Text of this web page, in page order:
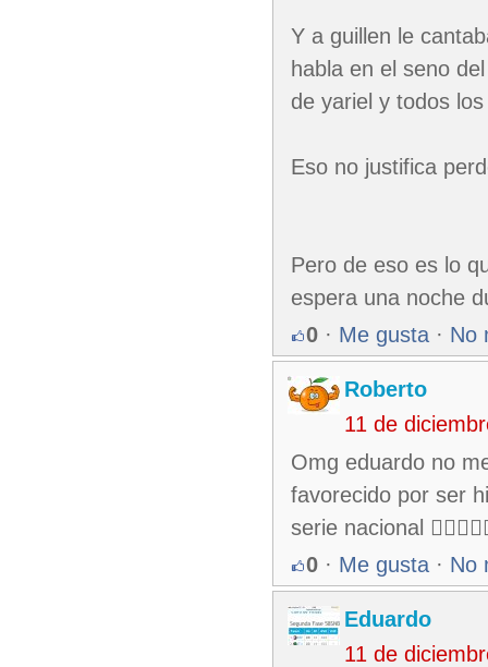
Y a guillen le
habla en el seno
de yariel y todos
Eso no justifica
Pero de eso es lo
espera una noche
0 · Me gusta · No
Roberto
11 de
Omg eduardo no
favorecido por ser
serie nacional
0 · Me gusta · No
Eduardo
11 de